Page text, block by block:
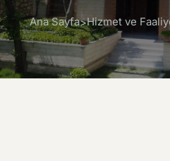
Ana Sayfa>Hizmet ve